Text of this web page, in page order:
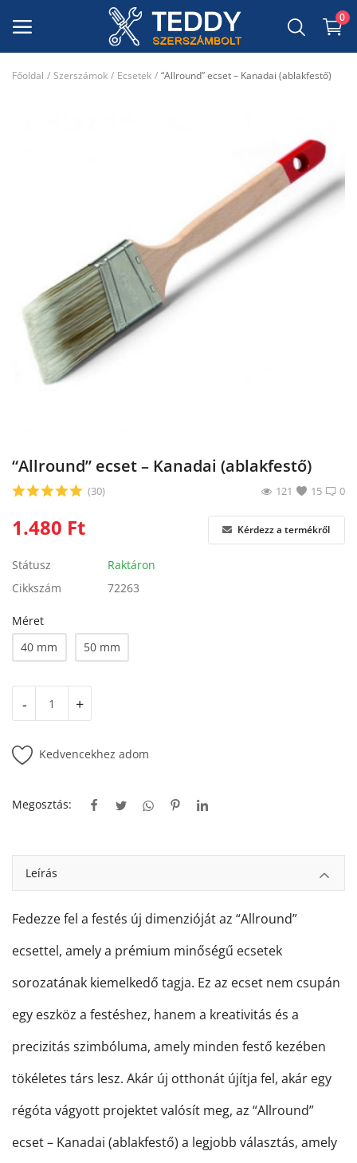
0
Szerszámgépek
Csiszolóanyagok, takaróanyagok,
maszkoló szalagok
Kedvenceim
Kapcsolat
Regisztráció
Főoldal Szerszámok Ecsetek “Allround” ecset – Kanadai (ablakfestő)
“Allround” ecset – Kanadai (ablakfestő)
0
(30) 15
121
1.480 Ft Kérdezz a termékről
Státusz
Raktáron
Cikkszám
72263
Méret
40 mm
50 mm
- +
Kedvencekhez adom
Megosztás:
Leírás
Fedezze fel a festés új dimenzióját az “Allround”
ecsettel, amely a prémium minőségű ecsetek
sorozatának kiemelkedő tagja. Ez az ecset nem csupán
egy eszköz a festéshez, hanem a kreativitás és a
precizitás szimbóluma, amely minden festő kezében
tökéletes társ lesz. Akár új otthonát újítja fel, akár egy
régóta vágyott projektet valósít meg, az “Allround”
ecset – Kanadai (ablakfestő) a legjobb választás, amely